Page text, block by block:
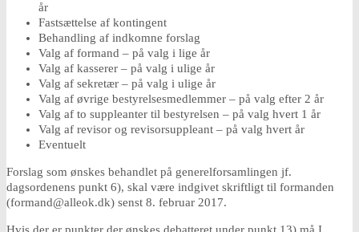
år
Fastsættelse af kontingent
Behandling af indkomne forslag
Valg af formand – på valg i lige år
Valg af kasserer – på valg i ulige år
Valg af sekretær – på valg i ulige år
Valg af øvrige bestyrelsesmedlemmer – på valg efter 2 år
Valg af to suppleanter til bestyrelsen – på valg hvert 1 år
Valg af revisor og revisorsuppleant – på valg hvert år
Eventuelt
Forslag som ønskes behandlet på generelforsamlingen jf.
dagsordenens punkt 6), skal være indgivet skriftligt til formanden
(formand@alleok.dk) senst 8. februar 2017.